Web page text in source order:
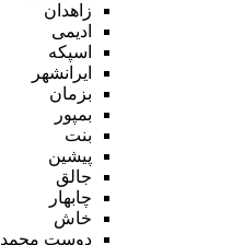
زاهدان
ادیمی
اسپکه
ایرانشهر
بزمان
بمپور
بنت
پیشین
جالق
چابهار
خاش
دوست محمد